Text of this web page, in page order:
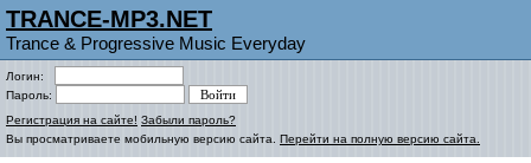
TRANCE-MP3.NET
Trance & Progressive Music Everyday
Логин:
Пароль:
Регистрация на сайте! Забыли пароль?
Вы просматриваете мобильную версию сайта. Перейти на полную версию сайта.